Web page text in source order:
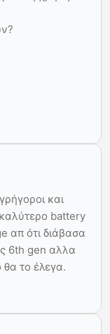
και
καλύτερο battery
απ ότι διάβασα
6th gen αλλα
το έλεγα.